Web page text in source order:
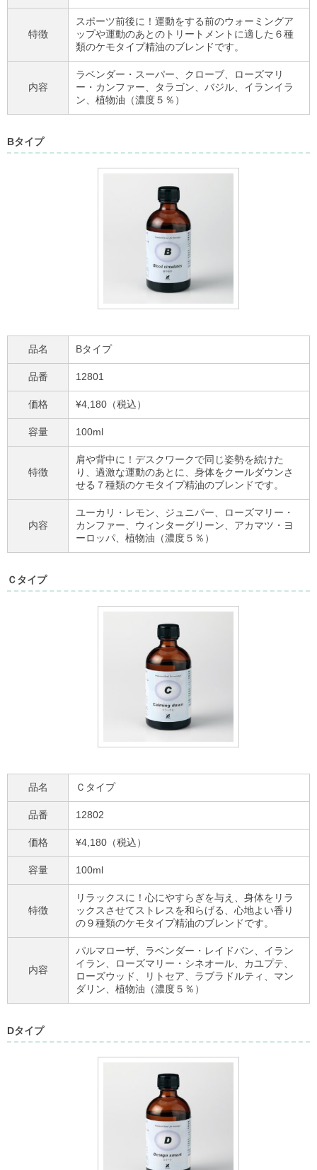
特徴
スポーツ前後に！運動をする前のウォーミングア
ップや運動のあとのトリートメントに適した６種
類のケモタイプ精油のブレンドです。
内容
ラベンダー・スーパー、クローブ、ローズマリ
ー・カンファー、タラゴン、バジル、イランイラ
ン、植物油（濃度５％）
Bタイプ
品名 Bタイプ
品番 12801
価格 ¥4,180（税込）
容量 100ml
特徴
肩や背中に！デスクワークで同じ姿勢を続けた
り、過激な運動のあとに、身体をクールダウンさ
せる７種類のケモタイプ精油のブレンドです。
内容
ユーカリ・レモン、ジュニパー、ローズマリー・
カンファー、ウィンターグリーン、アカマツ・ヨ
ーロッパ、植物油（濃度５％）
Ｃタイプ
品名 Ｃタイプ
品番 12802
価格 ¥4,180（税込）
容量 100ml
特徴
リラックスに！心にやすらぎを与え、身体をリラ
ックスさせてストレスを和らげる、心地よい香り
の９種類のケモタイプ精油のブレンドです。
内容
パルマローザ、ラベンダー・レイドバン、イラン
イラン、ローズマリー・シネオール、カユプテ、
ローズウッド、リトセア、ラブラドルティ、マン
ダリン、植物油（濃度５％）
Dタイプ